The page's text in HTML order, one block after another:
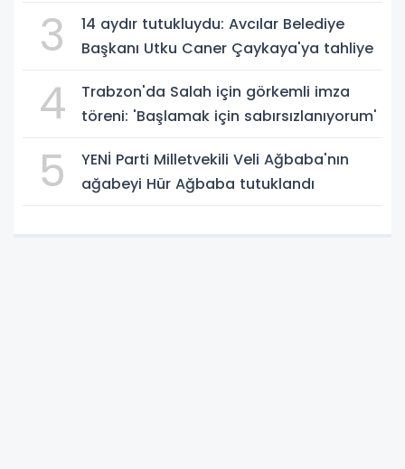
3
14 aydır tutukluydu: Avcılar Belediye
Başkanı Utku Caner Çaykaya'ya tahliye
4
Trabzon'da Salah için görkemli imza
töreni: 'Başlamak için sabırsızlanıyorum'
5
YENİ Parti Milletvekili Veli Ağbaba'nın
ağabeyi Hür Ağbaba tutuklandı